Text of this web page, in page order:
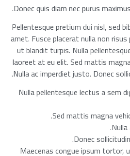
Donec quis diam nec purus
Pellentesque pretium dui nisl, sed
amet. Fusce placerat nulla non
ut blandit turpis. Nulla
laoreet at eu elit. Sed mattis
Nulla ac imperdiet justo. Donec
Nulla pellentesque lectus a sem
Sed mattis magna
Donec
Maecenas congue ipsum tortor,